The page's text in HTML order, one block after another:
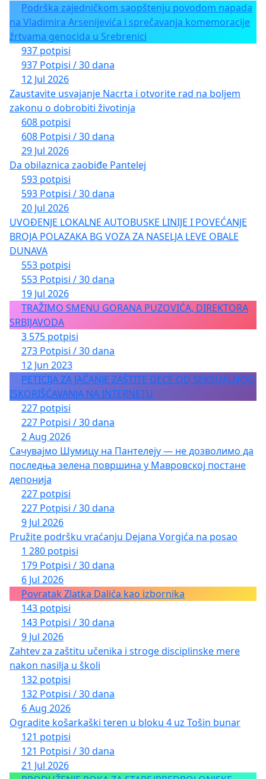
Podrška zajedničkom saopštenju povodom napada
na Vladimira Arsenijevića i sprečavanja komemoracije
žrtvama genocida u Srebrenici
937 potpisi
937 Potpisi / 30 dana
12 Jul 2026
Zaustavite usvajanje Nacrta i otvorite rad na boljem
zakonu o dobrobiti životinja
608 potpisi
608 Potpisi / 30 dana
29 Jul 2026
Da obilaznica zaobiđe Pantelej
593 potpisi
593 Potpisi / 30 dana
20 Jul 2026
UVOĐENJE LOKALNE AUTOBUSKE LINIJE I POVEĆANJE
BROJA POLAZAKA BG VOZA ZA NASELJA LEVE OBALE
DUNAVA
553 potpisi
553 Potpisi / 30 dana
19 Jul 2026
TRAŽIMO SMENU GORANA PUZOVIĆA, DIREKTORA
SRBIJAVODA
3 575 potpisi
273 Potpisi / 30 dana
12 Jun 2023
PETICIJA ZA JAČANJE ZAŠTITE DECE OD SEKSUALNOG
ISKORIŠĆAVANJA NA INTERNETU
227 potpisi
227 Potpisi / 30 dana
2 Aug 2026
Сачувајмо Шумицу на Пантелеју — не дозволимо да
последња зелена површина у Мавровској постане
депонија
227 potpisi
227 Potpisi / 30 dana
9 Jul 2026
Pružite podršku vraćanju Dejana Vorgića na posao
1 280 potpisi
179 Potpisi / 30 dana
6 Jul 2026
Povratak Zlatka Dalića kao izbornika
143 potpisi
143 Potpisi / 30 dana
9 Jul 2026
Zahtev za zaštitu učenika i stroge disciplinske mere
nakon nasilja u školi
132 potpisi
132 Potpisi / 30 dana
6 Aug 2026
Ogradite košarkaški teren u bloku 4 uz Tošin bunar
121 potpisi
121 Potpisi / 30 dana
21 Jul 2026